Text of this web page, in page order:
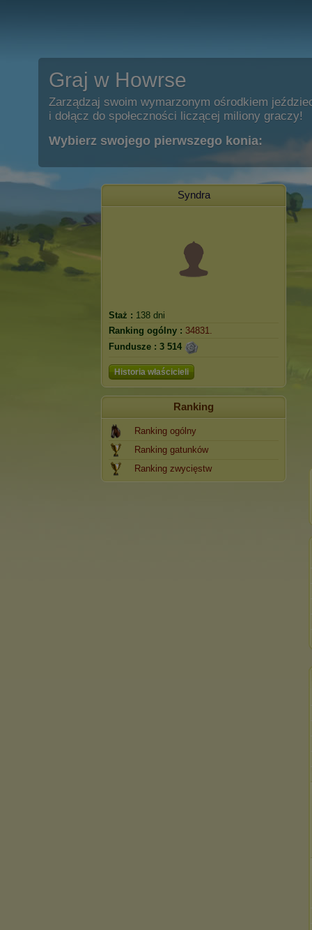
Graj w Howrse
Zarządzaj swoim wymarzonym ośrodkiem
i dołącz do społeczności liczącej miliony graczy!
Wybierz swojego pierwszego konia:
Syndra
Staż : 138 dni
Ranking ogólny : 34831.
Fundusze : 3 514
Historia właścicieli
Ranking
Ranking ogólny
Ranking gatunków
Ranking zwycięstw